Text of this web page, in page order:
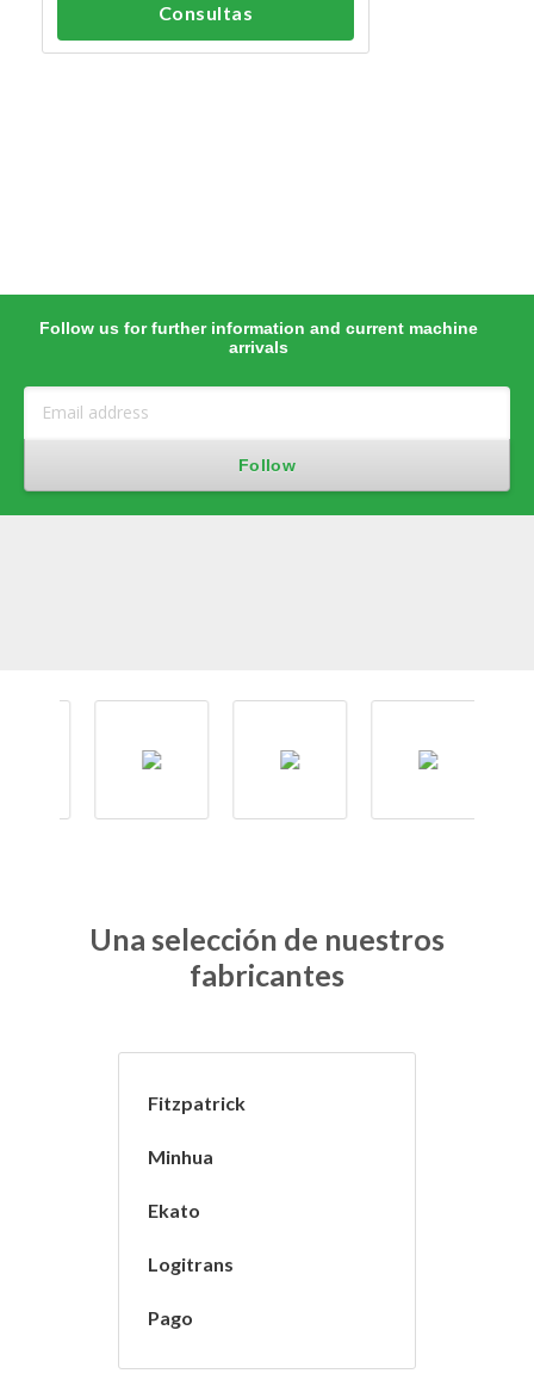
Consultas
Follow us for further information and current machine
arrivals
Una selección de nuestros
fabricantes
Fitzpatrick
Minhua
Ekato
Logitrans
Pago